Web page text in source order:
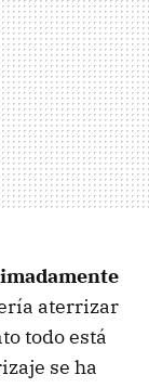
aterrizar
todo está
se ha